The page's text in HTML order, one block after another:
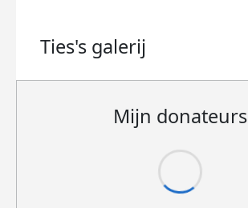
Ties's galerij
Mijn donateurs